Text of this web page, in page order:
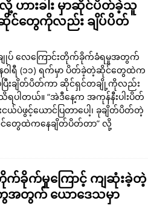
ဟားခါး မှာဆိုင်ပိတ်ခဲ့သူ
ဆိုင်တွေကိုလည်း ချိပ်ပိတ်
ာနချုပ် လေကြောင်းတိုက်ခိုက်ခံရမှုအတွက်
နဝါရီ (၁၁) ရက်မှာ ပိတ်ခဲ့တဲ့ဆိုင်တွေထဲက
ြီးချိတ်ပိတ်ကာ ဆိုင်ရှင်တချို့ကိုလည်း
ါတယ်။ “အဲဒီနေ့က အကုန်နီးပါးပိတ်
င့်ယောင်ပြတာပေါ့၊ ခုချိတ်ပိတ်တဲ့
ေထဲကနေချိတ်ပိတ်တာ” လို့
က်ခိုက်မှုကြောင့် ကျဆုံးခဲ့တဲ့
ေအတွက် ယောဒေသမှာ